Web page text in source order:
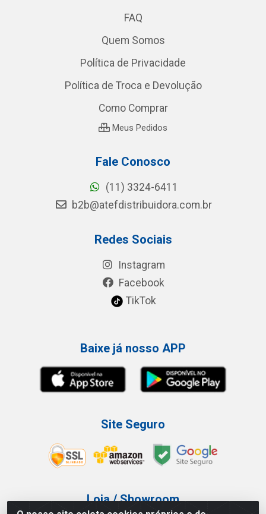
FAQ
Quem Somos
Política de Privacidade
Política de Troca e Devolução
Como Comprar
Meus Pedidos
Fale Conosco
(11) 3324-6411
b2b@atefdistribuidora.com.br
Redes Sociais
Instagram
Facebook
TikTok
Baixe já nosso APP
Site Seguro
Loja / Showroom